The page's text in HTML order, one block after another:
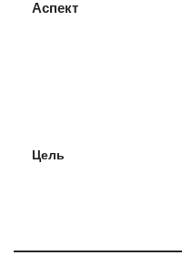
Аспект
Цель